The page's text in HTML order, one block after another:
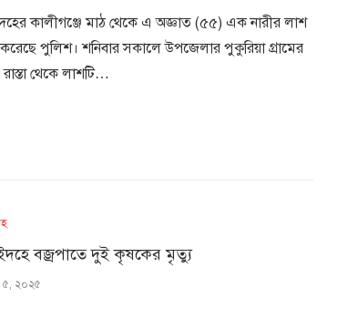
কালীগঞ্জে মাঠ থেকে এ অজ্ঞাত (৫৫) এক নারীর লাশ
করেছে পুলিশ। শনিবার সকালে উপজেলার পুকুরিয়া গ্রামের
থেকে লাশটি…
বজ্রপাতে দুই কৃষকের মৃত্যু
৫, ২০২৫